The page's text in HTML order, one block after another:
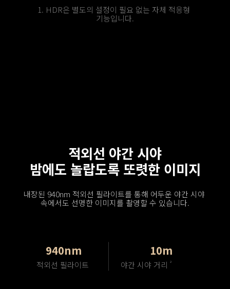
1. HDR은 별도의 설정이 필요 없는 자체 적응형
기능입니다.
적외선 야간 시야
밤에도 놀랍도록 또렷한 이미지
내장된 940nm 적외선 필라이트를 통해 어두운 야간 시야
속에서도 선명한 이미지를 촬영할 수 있습니다.
940nm
적외선 필라이트
10m
야간 시야 거리 2